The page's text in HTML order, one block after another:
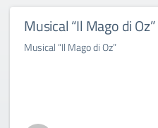
Musical “Il Mago di Oz”
Musical “Il Mago di Oz”